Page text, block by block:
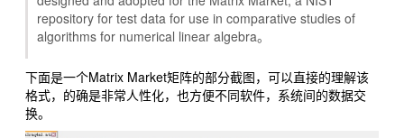
repository for test data for use in comparative studies of
algorithms for numerical linear algebra。
下面是一个Matrix Market矩阵的部分截图，可以直接的理解该
格式，的确是非常人性化，也方便不同软件，系统间的数据交
换。